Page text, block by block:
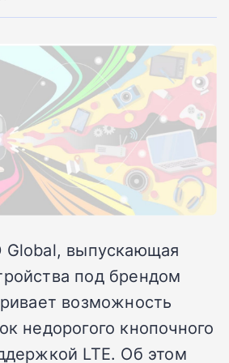
Global, выпускающая
под брендом
возможность
недорогого кнопочного
LTE. Об этом